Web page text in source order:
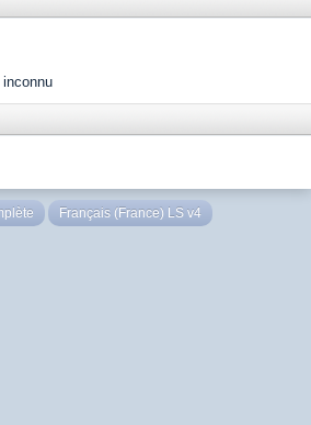
Français (France) LS v4